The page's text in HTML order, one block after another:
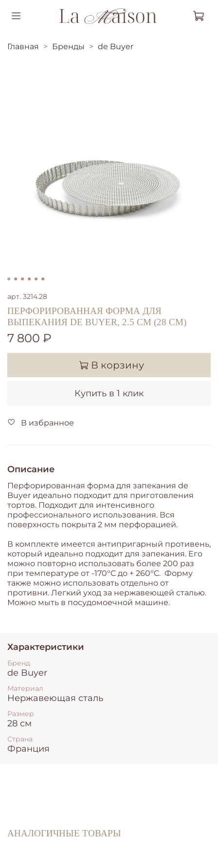
Главная Бренды de Buyer
арт. 3214.28
ПЕРФОРИРОВАННАЯ ФОРМА ДЛЯ
ВЫПЕКАНИЯ DE BUYER, 2.5 СМ (28 СМ)
7 800 ₽
В корзину
Купить в 1 клик
В избранное
Описание
Перфорированная форма для запекания de
Buyer идеально подходит для приготовления
тортов. Подходит для интенсивного
профессионального использования. Вся
поверхность покрыта 2 мм перфорацией.
В комплекте имеется антипригарный противень,
который идеально подходит для запекания. Его
можно повторно использовать более 200 раз
при температуре от -170°C до + 260°C. Форму
также можно использовать отдельно от
противни. Легкий уход за нержавеющей сталью.
Можно мыть в посудомоечной машине.
Характеристики
Бренд
de Buyer
Материал
Нержавеющая сталь
Размер
28 см
Страна
Франция
АНАЛОГИЧНЫЕ ТОВАРЫ